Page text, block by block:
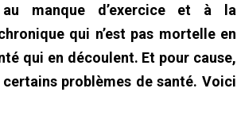
manque d’exercice et à la
qui n’est pas mortelle en
qui en découlent. Et pour cause,
problèmes de santé. Voici